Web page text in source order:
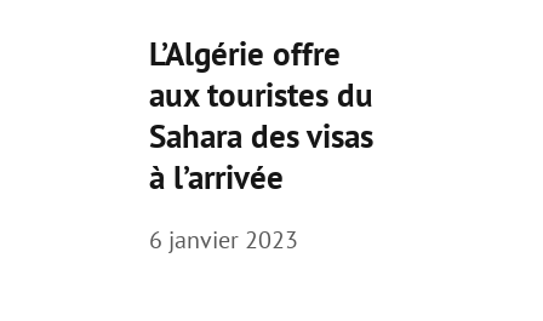
L’Algérie offre
aux touristes du
Sahara des visas
à l’arrivée
6 janvier 2023